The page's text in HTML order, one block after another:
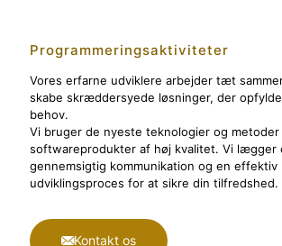
Programmeringsaktiviteter
Vores erfarne udviklere arbejder tæt
skabe skræddersyede løsninger, der
behov.
Vi bruger de nyeste teknologier og
softwareprodukter af høj kvalitet. Vi lægger
gennemsigtig kommunikation og en effektiv
udviklingsproces for at sikre din tilfredshed.
Kontakt os